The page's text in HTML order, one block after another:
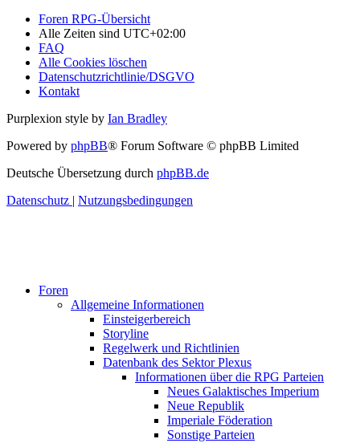
Foren RPG-Übersicht
Alle Zeiten sind UTC+02:00
FAQ
Alle Cookies löschen
Datenschutzrichtlinie/DSGVO
Kontakt
Purplexion style by Ian Bradley
Powered by phpBB® Forum Software © phpBB Limited
Deutsche Übersetzung durch phpBB.de
Datenschutz | Nutzungsbedingungen
Foren
Allgemeine Informationen
Einsteigerbereich
Storyline
Regelwerk und Richtlinien
Datenbank des Sektor Plexus
Informationen über die RPG Parteien
Neues Galaktisches Imperium
Neue Republik
Imperiale Föderation
Sonstige Parteien